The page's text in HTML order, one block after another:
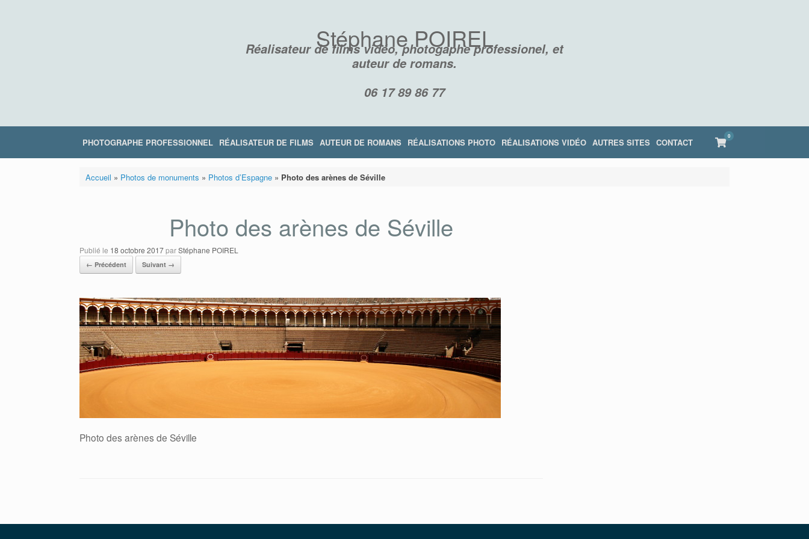
Stéphane POIREL
Réalisateur de films vidéo, photogaphe professionel, et
auteur de romans.
06 17 89 86 77
PHOTOGRAPHE PROFESSIONNEL RÉALISATEUR DE FILMS AUTEUR DE ROMANS RÉALISATIONS PHOTO RÉALISATIONS VIDÉO AUTRES SITES CONTACT View
shopping
cart
0
Accueil » Photos de monuments » Photos d’Espagne» Photo des arènes de Séville
Photo des arènes de Séville
Publié le 18 octobre 2017parStéphane POIREL
← Précédent Suivant →
Photo des arènes de Séville